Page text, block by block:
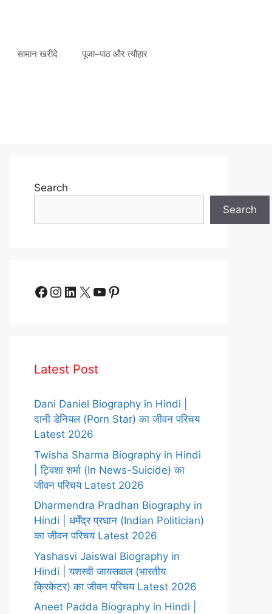
सामान खरीदे पूजा–पाठ और त्यौहार
Search
Search
Facebook
Instagram
LinkedIn
X YouTube
Pinterest
Latest Post
Dani Daniel Biography in Hindi |
दानी डेनियल (Porn Star) का जीवन परिचय
Latest 2026
Twisha Sharma Biography in Hindi
| ट्विशा शर्मा (In News-Suicide) का
जीवन परिचय Latest 2026
Dharmendra Pradhan Biography in
Hindi | धर्मेंद्र प्रधान (Indian Politician)
का जीवन परिचय Latest 2026
Yashasvi Jaiswal Biography in
Hindi | यशस्वी जायसवाल (भारतीय
क्रिकेटर) का जीवन परिचय Latest 2026
Aneet Padda Biography in Hindi |